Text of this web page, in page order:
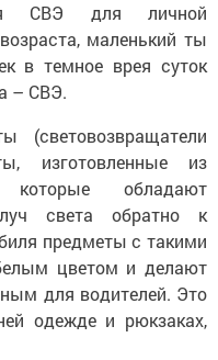
СВЭ для личной
маленький ты
в темное врея суток
– СВЭ.
(световозвращатели
изготовленные из
которые обладают
света обратно к
предметы с такими
цветом и делают
для водителей. Это
одежде и рюкзаках,